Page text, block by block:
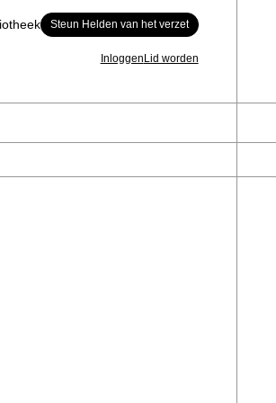
Steun Helden van het verzet
InloggenLid worden